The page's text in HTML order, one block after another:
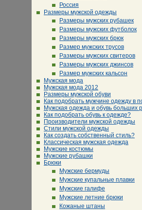
Россия
Размеры мужской одежды
Размеры мужских рубашек
Размеры мужских футболок
Размеры мужских брюк
Размер мужских трусов
Размеры мужских свитеров
Размеры мужских джинсов
Размер мужских кальсон
Мужская мода
Мужская мода 2012
Размеры мужской обуви
Как подобрать мужчине одежду в
Мужская одежда и обувь больших
Как подобрать обувь к одежде?
Производители мужской одежды
Стили мужской одежды
Как создать собственный стиль?
Классическая мужская одежда
Мужские костюмы
Мужские рубашки
Брюки
Мужские бермуды
Мужские купальные плавки
Мужские галифе
Мужские летние брюки
Кожаные штаны